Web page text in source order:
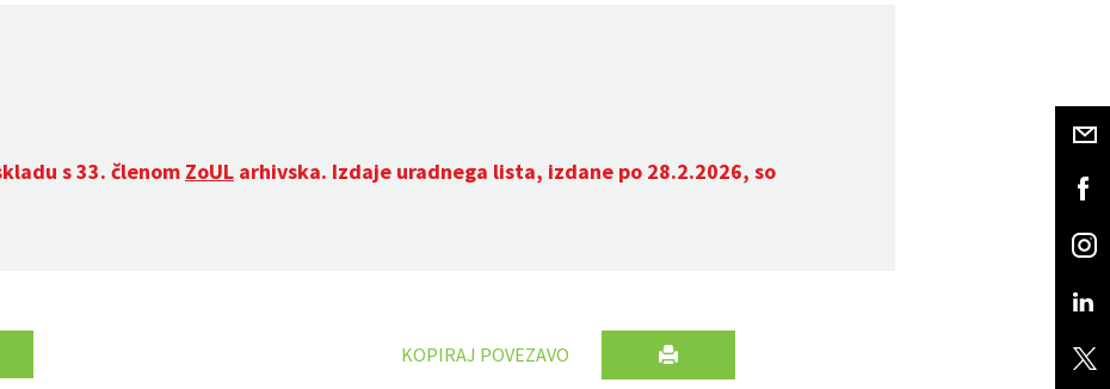
s 33. členom ZoUL arhivska. Izdaje uradnega lista, izdane po 28.2.2026, so
KOPIRAJ POVEZAVO